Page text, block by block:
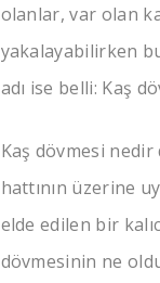
olanlar, var olan
yakalayabilirken
adı ise belli: Kaş
Kaş dövmesi nedir
hattının üzerine
elde edilen bir
dövmesinin ne